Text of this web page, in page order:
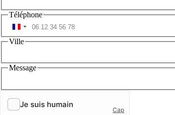
Téléphone
Ville
Message